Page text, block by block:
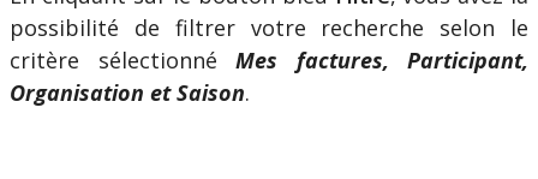
possibilité de filtrer votre recherche selon
le
critère sélectionné Mes factures, Participant,
Organisation et Saison.